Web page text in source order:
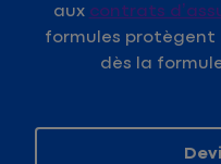
aux contrats
formules protègent
dès la